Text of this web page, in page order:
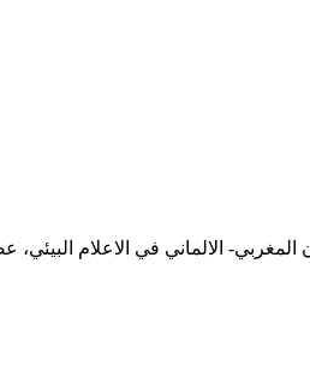
الالماني في الاعلام